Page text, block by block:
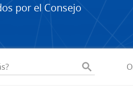
por el Consejo